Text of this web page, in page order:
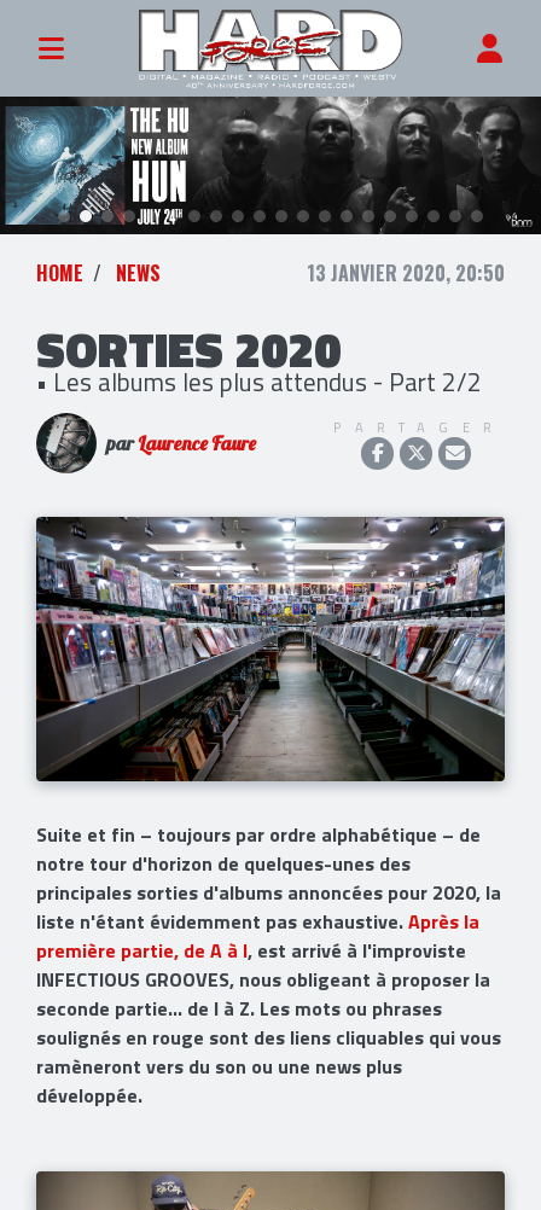
HOME NEWS 13 JANVIER 2020, 20:50
SORTIES 2020
• Les albums les plus attendus - Part 2/2
parLaurence Faure
PARTAGER
Suite et fin – toujours par ordre alphabétique – de
notre tour d'horizon de quelques-unes des
principales sorties d'albums annoncées pour 2020, la
liste n'étant évidemment pas exhaustive.Après la
première partie, de A à I, est arrivé à l'improviste
INFECTIOUS GROOVES, nous obligeant à proposer la
seconde partie… de I à Z. Les mots ou phrases
soulignés en rouge sont des liens cliquables qui vous
ramèneront vers du son ou une news plus
développée.